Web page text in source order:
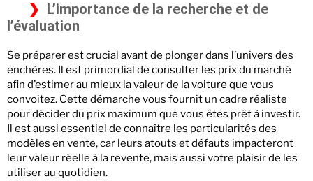
L’importance de la recherche et de
l’évaluation
Se préparer est crucial avant de plonger dans l’univers des
enchères. Il est primordial de consulter les prix du marché
afin d’estimer au mieux la valeur de la voiture que vous
convoitez. Cette démarche vous fournit un cadre réaliste
pour décider du prix maximum que vous êtes prêt à investir.
Il est aussi essentiel de connaître les particularités des
modèles en vente, car leurs atouts et défauts impacteront
leur valeur réelle à la revente, mais aussi votre plaisir de les
utiliser au quotidien.